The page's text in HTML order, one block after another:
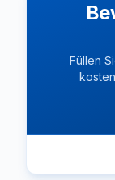
Füllen